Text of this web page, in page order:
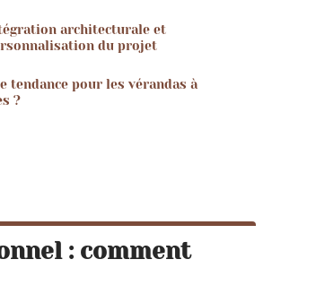
architecturale et
du projet
tendance pour les vérandas à
?
: comment